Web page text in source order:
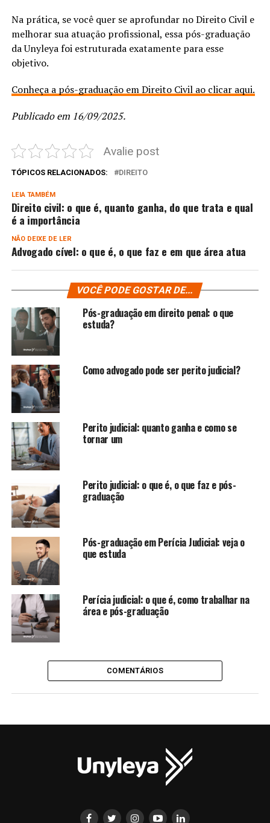
Na prática, se você quer se aprofundar no Direito Civil e
melhorar sua atuação profissional, essa pós-graduação
da Unyleya foi estruturada exatamente para esse
objetivo.
Conheça a pós-graduação em Direito Civil ao clicar aqui.
Publicado em 16/09/2025.
Avalie post
TÓPICOS RELACIONADOS: DIREITO
LEIA TAMBÉM
Direito civil: o que é, quanto ganha, do que trata e qual
é a importância
NÃO DEIXE DE LER
Advogado cível: o que é, o que faz e em que área atua
VOCÊ PODE GOSTAR DE...
Pós-graduação em direito penal: o que
estuda?
Como advogado pode ser perito judicial​?
Perito judicial: quanto ganha e como se
tornar um
Perito judicial: o que é, o que faz e pós-
graduação
Pós-graduação em Perícia Judicial: veja o
que estuda
Perícia judicial: o que é, como trabalhar na
área e pós-graduação
COMENTÁRIOS